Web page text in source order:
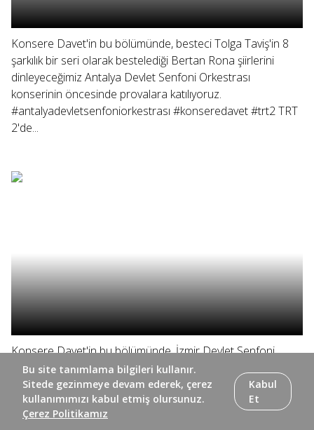
Konsere Davet'in bu bölümünde, besteci Tolga Taviş'in 8
şarkılık bir seri olarak bestelediği Bertan Rona şiirlerini
dinleyeceğimiz Antalya Devlet Senfoni Orkestrası
konserinin öncesinde provalara katılıyoruz.
#antalyadevletsenfoniorkestrası #konseredavet #trt2 TRT
2'de...
Konsere Davet'in bu bölümünde, İzmir Devlet Senfoni
Orkestrası'nın Ahmed Adnan Saygun Sanat Merkezi'nde
vereceği konser öncesi hazırlık çalışmalarını izliyor ve
müzisyenleri dinliyoruz. #izmirdevletsenfoniorkestrası
#konseredavet #trt2 TRT 2'de izlediğimiz konserlerin
Bu site tanımlama bilgileri kullanır.
Sitede gezinmeye devam ederek, çerez
kullanımımızı kabul etmiş olursunuz.
Çerez Politikamız
Kabul
Et